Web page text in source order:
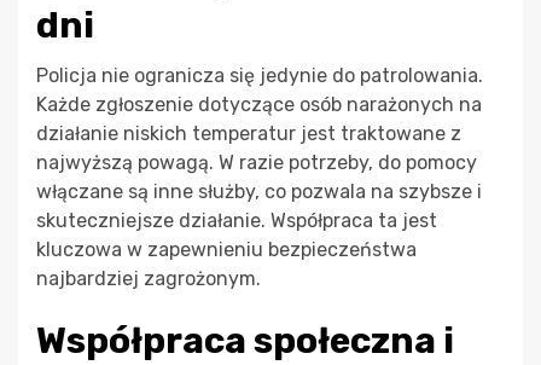
dni
Policja nie ogranicza się jedynie do patrolowania.
Każde zgłoszenie dotyczące osób narażonych na
działanie niskich temperatur jest traktowane z
najwyższą powagą. W razie potrzeby, do pomocy
włączane są inne służby, co pozwala na szybsze i
skuteczniejsze działanie. Współpraca ta jest
kluczowa w zapewnieniu bezpieczeństwa
najbardziej zagrożonym.
Współpraca społeczna i